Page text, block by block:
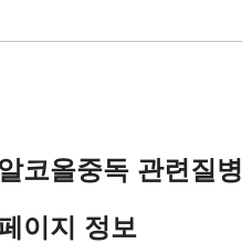
알코올중독 관련질병
이지 정보